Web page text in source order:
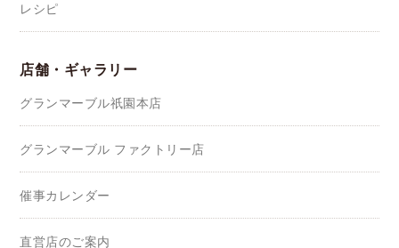
レシピ
店舗・ギャラリー
グランマーブル祇園本店
グランマーブル ファクトリー店
催事カレンダー
直営店のご案内